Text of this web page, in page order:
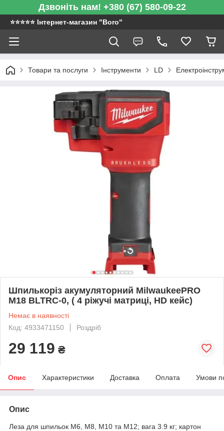
Дзвоніть нам! +380 (67) 580-09-22
⭐️⭐️⭐️⭐️⭐️ Інтернет-магазин "Boro"
Товари та послуги Інструменти LD
Шпилькоріз акумуляторний MilwaukeePRO
M18 BLTRC-0, ( 4 ріжучі матриці, HD кейс)
Немає в наявності
Код: 4933471150
Роздріб
29 119 ₴
Опис Характеристики Доставка Оплата Умови
Опис
Леза для шпильок M6, M8, M10 та M12; вага 3.9 кг; картон